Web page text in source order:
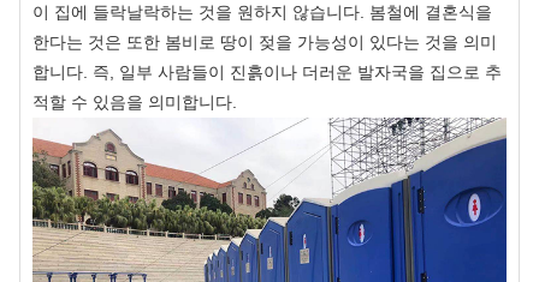
이 집에 들락날락하는 것을 원하지 않습니다. 봄철에 결혼식을
한다는 것은 또한 봄비로 땅이 젖을 가능성이 있다는 것을 의미
합니다. 즉, 일부 사람들이 진흙이나 더러운 발자국을 집으로 추
적할 수 있음을 의미합니다.